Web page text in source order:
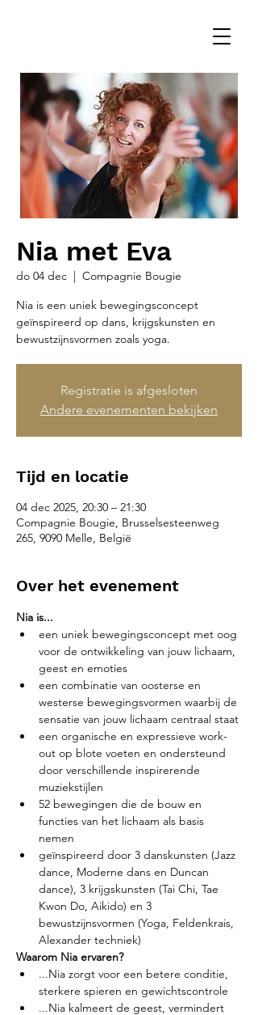
Nia met Eva
do 04 dec
  |
Compagnie Bougie
Nia is een uniek bewegingsconcept
geïnspireerd op dans, krijgskunsten en
bewustzijnsvormen zoals yoga.
Registratie is afgesloten
Andere evenementen bekijken
Tijd en locatie
04 dec 2025, 20:30 – 21:30
Compagnie Bougie, Brusselsesteenweg
265, 9090 Melle, België
Over het evenement
Nia is...
een uniek bewegingsconcept met oog
voor de ontwikkeling van jouw lichaam,
geest en emoties
een combinatie van oosterse en
westerse bewegingsvormen waarbij de
sensatie van jouw lichaam centraal staat
een organische en expressieve work-
out op blote voeten en ondersteund
door verschillende inspirerende
muziekstijlen
52 bewegingen die de bouw en
functies van het lichaam als basis
nemen
geïnspireerd door 3 danskunsten (Jazz
dance, Moderne dans en Duncan
dance), 3 krijgskunsten (Tai Chi, Tae
Kwon Do, Aikido) en 3
bewustzijnsvormen (Yoga, Feldenkrais,
Alexander techniek)
Waarom Nia ervaren?
...Nia zorgt voor een betere conditie,
sterkere spieren en gewichtscontrole
...Nia kalmeert de geest, vermindert